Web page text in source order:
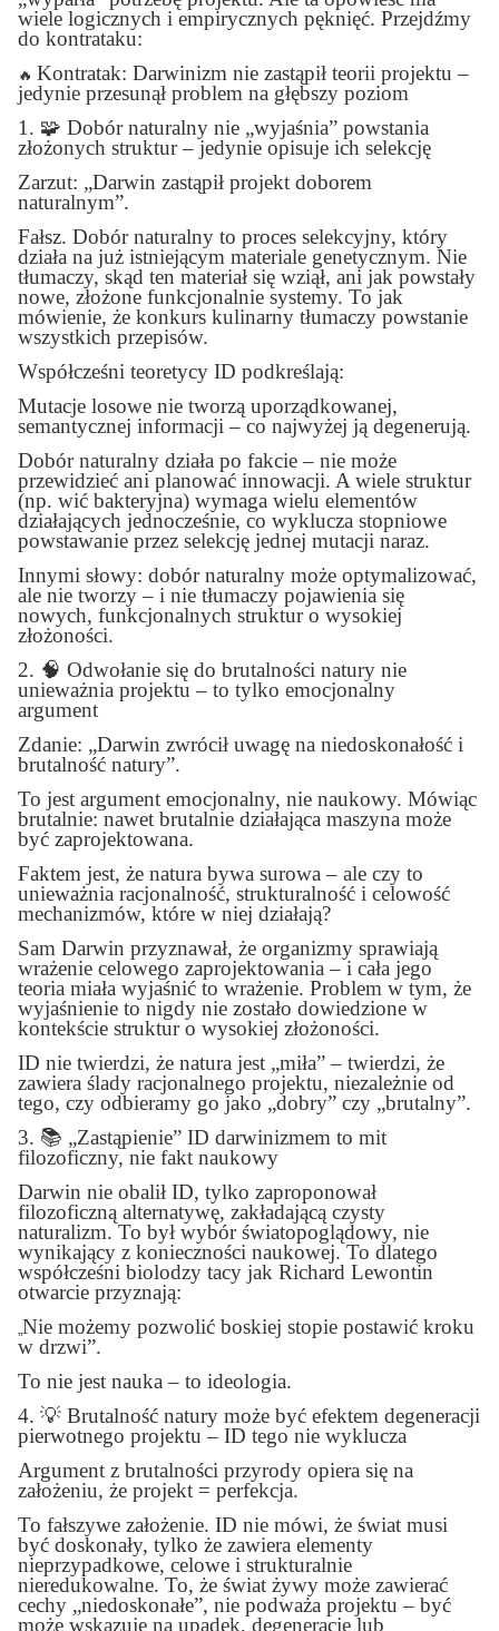
wiele logicznych i empirycznych pęknięć. Przejdźmy
do kontrataku:
🔥Kontratak: Darwinizm nie zastąpił teorii projektu –
jedynie przesunął problem na głębszy poziom
1. 🧩 Dobór naturalny nie „wyjaśnia” powstania
złożonych struktur – jedynie opisuje ich selekcję
Zarzut: „Darwin zastąpił projekt doborem
naturalnym”.
Fałsz. Dobór naturalny to proces selekcyjny, który
działa na już istniejącym materiale genetycznym. Nie
tłumaczy, skąd ten materiał się wziął, ani jak powstały
nowe, złożone funkcjonalnie systemy. To jak
mówienie, że konkurs kulinarny tłumaczy powstanie
wszystkich przepisów.
Współcześni teoretycy ID podkreślają:
Mutacje losowe nie tworzą uporządkowanej,
semantycznej informacji – co najwyżej ją degenerują.
Dobór naturalny działa po fakcie – nie może
przewidzieć ani planować innowacji. A wiele struktur
(np. wić bakteryjna) wymaga wielu elementów
działających jednocześnie, co wyklucza stopniowe
powstawanie przez selekcję jednej mutacji naraz.
Innymi słowy: dobór naturalny może optymalizować,
ale nie tworzy – i nie tłumaczy pojawienia się
nowych, funkcjonalnych struktur o wysokiej
złożoności.
2. 🧠 Odwołanie się do brutalności natury nie
unieważnia projektu – to tylko emocjonalny
argument
Zdanie: „Darwin zwrócił uwagę na niedoskonałość i
brutalność natury”.
To jest argument emocjonalny, nie naukowy. Mówiąc
brutalnie: nawet brutalnie działająca maszyna może
być zaprojektowana.
Faktem jest, że natura bywa surowa – ale czy to
unieważnia racjonalność, strukturalność i celowość
mechanizmów, które w niej działają?
Sam Darwin przyznawał, że organizmy sprawiają
wrażenie celowego zaprojektowania – i cała jego
teoria miała wyjaśnić to wrażenie. Problem w tym, że
wyjaśnienie to nigdy nie zostało dowiedzione w
kontekście struktur o wysokiej złożoności.
ID nie twierdzi, że natura jest „miła” – twierdzi, że
zawiera ślady racjonalnego projektu, niezależnie od
tego, czy odbieramy go jako „dobry” czy „brutalny”.
3. 📚 „Zastąpienie” ID darwinizmem to mit
filozoficzny, nie fakt naukowy
Darwin nie obalił ID, tylko zaproponował
filozoficzną alternatywę, zakładającą czysty
naturalizm. To był wybór światopoglądowy, nie
wynikający z konieczności naukowej. To dlatego
współcześni biolodzy tacy jak Richard Lewontin
otwarcie przyznają:
„Nie możemy pozwolić boskiej stopie postawić kroku
w drzwi”.
To nie jest nauka – to ideologia.
4.💡 Brutalność natury może być efektem degeneracji
pierwotnego projektu – ID tego nie wyklucza
Argument z brutalności przyrody opiera się na
założeniu, że projekt = perfekcja.
To fałszywe założenie. ID nie mówi, że świat musi
być doskonały, tylko że zawiera elementy
nieprzypadkowe, celowe i strukturalnie
nieredukowalne. To, że świat żywy może zawierać
cechy „niedoskonałe”, nie podważa projektu – być
może wskazuje na upadek, degenerację lub